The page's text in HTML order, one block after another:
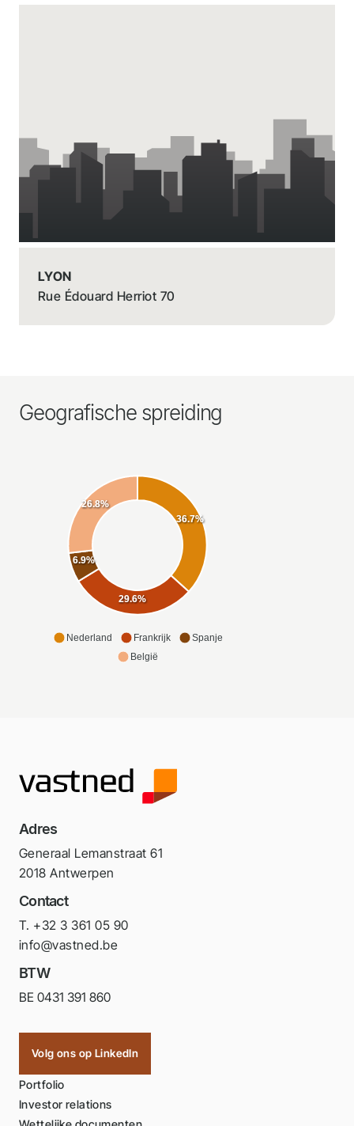
LYON
Rue Édouard Herriot 70
Geografische spreiding
36.7%
29.6%
6.9%
26.8%
Nederland Frankrijk
Spanje
België
Adres
Generaal Lemanstraat 61
2018 Antwerpen
Contact
T. +32 3 361 05 90
info@vastned.be
BTW
BE 0431 391 860
Portfolio
Investor relations
Volg ons op LinkedIn